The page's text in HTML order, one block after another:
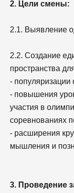
2. Цели смены:
2.1. Выявление
2.2. Создание
пространства
- популяризации
- повышения
участия в
соревнованиях
- расширения
мышления и
3. Проведение